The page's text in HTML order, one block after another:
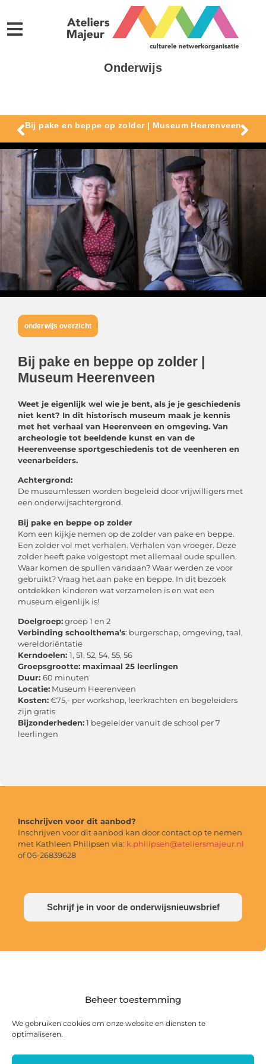
Beheer toestemming
We gebruiken cookies om onze website en diensten te
optimaliseren.
Onderwijs
Bij pake en beppe op zolder | Museum Heerenveen
onderwijs overzicht
Bij pake en beppe op zolder |
Museum Heerenveen
Weet je eigenlijk wel wie je bent, als je je geschiedenis
niet kent? In dit historisch museum maak je kennis
met het verhaal van Heerenveen en omgeving. Van
archeologie tot beeldende kunst en van de
Heerenveense sportgeschiedenis tot de veenheren en
veenarbeiders.
Achtergrond:
De museumlessen worden begeleid door vrijwilligers met
een onderwijsachtergrond.
Bij pake en beppe op zolder
Kom een kijkje nemen op de zolder van pake en beppe.
Een zolder vol met verhalen. Verhalen van vroeger. Deze
zolder heeft pake volgestopt met allemaal oude spullen.
Waar komen de spullen vandaan? Waar werden ze voor
gebruikt? Vraag het aan pake en beppe. In dit bezoek
ontdekken kinderen wat verzamelen is en wat een
museum eigenlijk is!
Doelgroep:groep 1 en 2
Verbinding schoolthema’s: burgerschap, omgeving, taal,
wereldoriëntatie
Kerndoelen: 1, 51, 52, 54, 55, 56
Groepsgrootte: maximaal 25 leerlingen
Duur: 60 minuten
Locatie: Museum Heerenveen
Kosten:€75,- per workshop, leerkrachten en begeleiders
zijn gratis
Bijzonderheden:1 begeleider vanuit de school per 7
leerlingen
Inschrijven voor dit aanbod?
Inschrijven voor dit aanbod kan door contact op te nemen
met Kathleen Philipsen via: k.philipsen@ateliersmajeur.nl
of 06-26839628
Schrijf je in voor de onderwijsnieuwsbrief